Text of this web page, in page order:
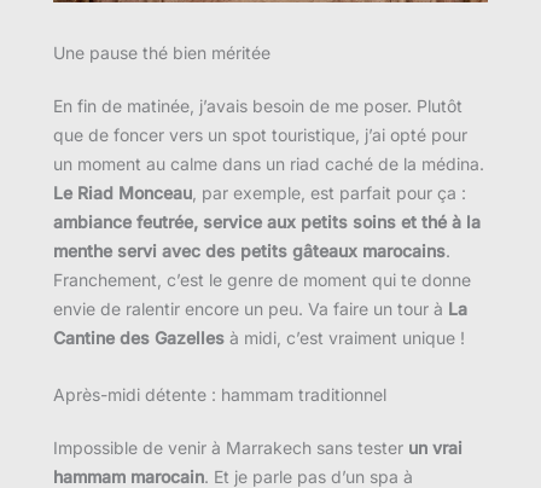
Une pause thé bien méritée
En fin de matinée, j’avais besoin de me poser. Plutôt
que de foncer vers un spot touristique, j’ai opté pour
un moment au calme dans un riad caché de la médina.
Le Riad Monceau, par exemple, est parfait pour ça :
ambiance feutrée, service aux petits soins et thé à la
menthe servi avec des petits gâteaux marocains.
Franchement, c’est le genre de moment qui te donne
envie de ralentir encore un peu. Va faire un tour à La
Cantine des Gazelles à midi, c’est vraiment unique !
Après-midi détente : hammam traditionnel
Impossible de venir à Marrakech sans tester un vrai
hammam marocain. Et je parle pas d’un spa à